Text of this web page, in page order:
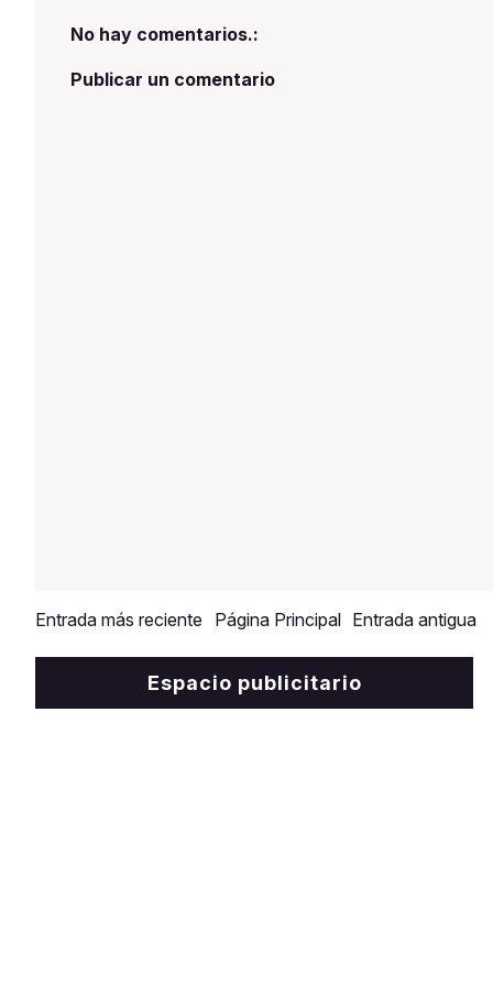
obra que permitirá poner en valor el
futura refuncionalización.En esta
No hay comentarios.:
Publicar un comentario
Entrada más reciente Entrada antigua
Página Principal
Espacio publicitario